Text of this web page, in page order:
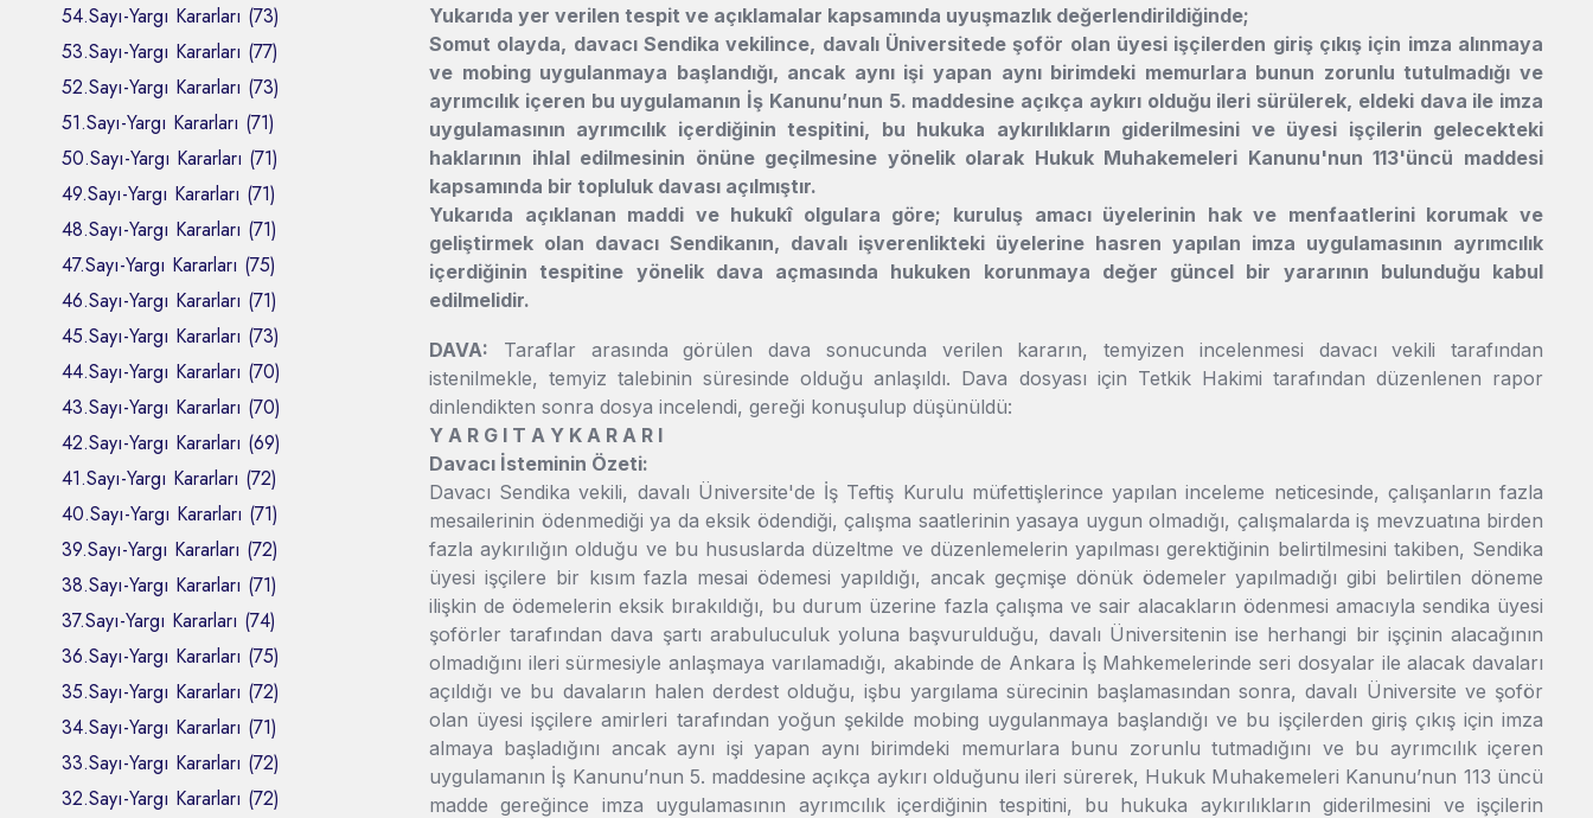
54.Sayı-Yargı Kararları (73)
53.Sayı-Yargı Kararları (77)
52.Sayı-Yargı Kararları (73)
51.Sayı-Yargı Kararları (71)
50.Sayı-Yargı Kararları (71)
49.Sayı-Yargı Kararları (71)
48.Sayı-Yargı Kararları (71)
47.Sayı-Yargı Kararları (75)
46.Sayı-Yargı Kararları (71)
45.Sayı-Yargı Kararları (73)
44.Sayı-Yargı Kararları (70)
43.Sayı-Yargı Kararları (70)
42.Sayı-Yargı Kararları (69)
41.Sayı-Yargı Kararları (72)
40.Sayı-Yargı Kararları (71)
39.Sayı-Yargı Kararları (72)
38.Sayı-Yargı Kararları (71)
37.Sayı-Yargı Kararları (74)
36.Sayı-Yargı Kararları (75)
35.Sayı-Yargı Kararları (72)
34.Sayı-Yargı Kararları (71)
33.Sayı-Yargı Kararları (72)
32.Sayı-Yargı Kararları (72)
Yukarıda yer verilen tespit ve açıklamalar kapsamında uyuşmazlık değerlendirildiğinde;
Somut olayda, davacı Sendika vekilince, davalı Üniversitede şoför olan üyesi işçilerden giriş çıkış için imza alınmaya
ve mobing uygulanmaya başlandığı, ancak aynı işi yapan aynı birimdeki memurlara bunun zorunlu tutulmadığı ve
ayrımcılık içeren bu uygulamanın İş Kanunu’nun 5. maddesine açıkça aykırı olduğu ileri sürülerek, eldeki dava ile imza
uygulamasının ayrımcılık içerdiğinin tespitini, bu hukuka aykırılıkların giderilmesini ve üyesi işçilerin gelecekteki
haklarının ihlal edilmesinin önüne geçilmesine yönelik olarak Hukuk Muhakemeleri Kanunu'nun 113'üncü maddesi
kapsamında bir topluluk davası açılmıştır.
Yukarıda açıklanan maddi ve hukukî olgulara göre; kuruluş amacı üyelerinin hak ve menfaatlerini korumak ve
geliştirmek olan davacı Sendikanın, davalı işverenlikteki üyelerine hasren yapılan imza uygulamasının ayrımcılık
içerdiğinin tespitine yönelik dava açmasında hukuken korunmaya değer güncel bir yararının bulunduğu kabul
edilmelidir.
DAVA: Taraflar arasında görülen dava sonucunda verilen kararın, temyizen incelenmesi davacı vekili tarafından
istenilmekle, temyiz talebinin süresinde olduğu anlaşıldı. Dava dosyası için Tetkik Hakimi tarafından düzenlenen rapor
dinlendikten sonra dosya incelendi, gereği konuşulup düşünüldü:
Y A R G I T A Y K A R A R I
Davacı İsteminin Özeti:
Davacı Sendika vekili, davalı Üniversite'de İş Teftiş Kurulu müfettişlerince yapılan inceleme neticesinde, çalışanların fazla
mesailerinin ödenmediği ya da eksik ödendiği, çalışma saatlerinin yasaya uygun olmadığı, çalışmalarda iş mevzuatına birden
fazla aykırılığın olduğu ve bu hususlarda düzeltme ve düzenlemelerin yapılması gerektiğinin belirtilmesini takiben, Sendika
üyesi işçilere bir kısım fazla mesai ödemesi yapıldığı, ancak geçmişe dönük ödemeler yapılmadığı gibi belirtilen döneme
ilişkin de ödemelerin eksik bırakıldığı, bu durum üzerine fazla çalışma ve sair alacakların ödenmesi amacıyla sendika üyesi
şoförler tarafından dava şartı arabuluculuk yoluna başvurulduğu, davalı Üniversitenin ise herhangi bir işçinin alacağının
olmadığını ileri sürmesiyle anlaşmaya varılamadığı, akabinde de Ankara İş Mahkemelerinde seri dosyalar ile alacak davaları
açıldığı ve bu davaların halen derdest olduğu, işbu yargılama sürecinin başlamasından sonra, davalı Üniversite ve şoför
olan üyesi işçilere amirleri tarafından yoğun şekilde mobing uygulanmaya başlandığı ve bu işçilerden giriş çıkış için imza
almaya başladığını ancak aynı işi yapan aynı birimdeki memurlara bunu zorunlu tutmadığını ve bu ayrımcılık içeren
uygulamanın İş Kanunu’nun 5. maddesine açıkça aykırı olduğunu ileri sürerek, Hukuk Muhakemeleri Kanunu’nun 113 üncü
madde gereğince imza uygulamasının ayrımcılık içerdiğinin tespitini, bu hukuka aykırılıkların giderilmesini ve işçilerin